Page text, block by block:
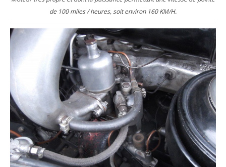
de 100 miles / heures, soit environ 160 KM/H.